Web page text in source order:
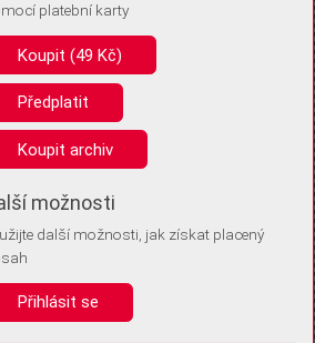
nepotřebujeme ukládat žádné informace
vás ale požádali o souhlas s
že se jedná o stejné zařízení, a
si ukládáme do vašeho zařízení, abychom se
Můžete je kdykoli později upravit ve Správě
platební karty
Koupit (49 Kč)
Předplatit
Koupit archiv
možnosti
další možnosti, jak získat placený
Přihlásit se